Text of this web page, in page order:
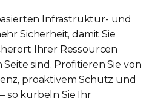
Infrastruktur- und
Sicherheit, damit Sie
Ihrer Ressourcen
sind. Profitieren Sie von
proaktivem Schutz und
so kurbeln Sie Ihr